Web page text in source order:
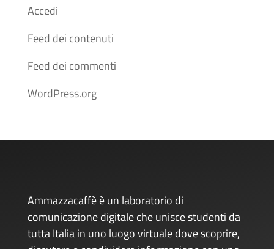
Accedi
Feed dei contenuti
Feed dei commenti
WordPress.org
Ammazzacaffè è un laboratorio di
comunicazione digitale che unisce studenti da
tutta Italia in uno luogo virtuale dove scoprire,